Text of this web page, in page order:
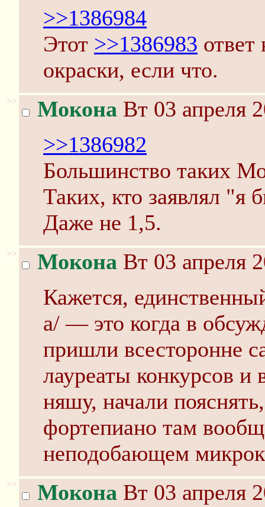
>>1386984
Этот >>1386983
окраски, если что.
>> Мокона Вт 03 апреля
>>1386982
Большинство таких
Таких, кто заявлял "я
Даже не 1,5.
>> Мокона Вт 03 апреля
Кажется,
а/ — это когда в
пришли всесторонне
лауреаты конкурсов и
няшу, начали
фортепиано там
неподобающем
>> Мокона Вт 03 апреля